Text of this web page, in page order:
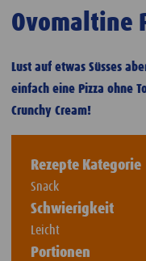
Ovomaltine
Lust auf etwas Süsses
einfach eine Pizza ohne
Crunchy Cream!
Rezepte Kategorie
Snack
Schwierigkeit
Leicht
Portionen